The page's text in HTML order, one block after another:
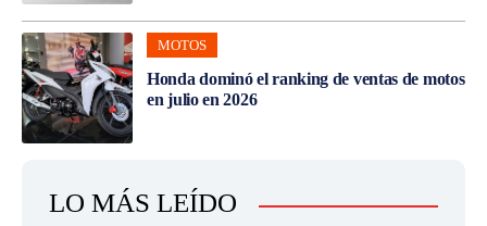
MOTOS
Honda dominó el ranking de ventas de motos
en julio en 2026
LO MÁS LEÍDO